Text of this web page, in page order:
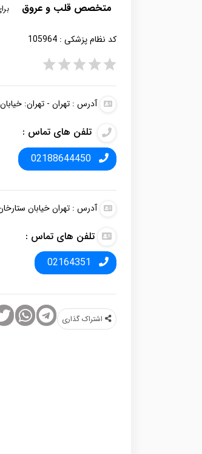
متخصص قلب و عروق
کد نظام پزشکی : 105964
آدرس : تهران - تهران:
تلفن های تماس :
02188644450
آدرس : تهران خیابان
تلفن های تماس :
02164351
اشتراک‌ گذاری